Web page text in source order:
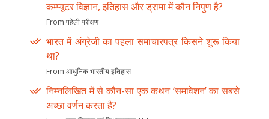
कम्प्यूटर विज्ञान, इतिहास और ड्रामा में कौन निपुण है?
From पहेली परीक्षण
भारत में अंग्रेजी का पहला समाचारपत्र किसने शुरू किया
था?
From आधुनिक भारतीय इतिहास
निम्नलिखित में से कौन-सा एक कथन ‘समावेशन’ का सबसे
अच्छा वर्णन करता है?